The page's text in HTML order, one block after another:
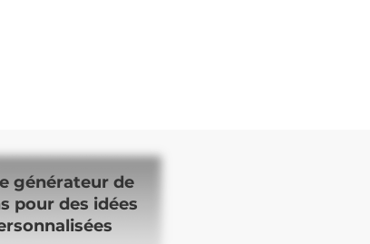
générateur de
pour des idées